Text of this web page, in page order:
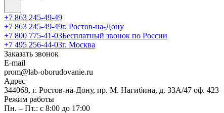
+7 863 245-49-49
+7 863 245-49-49г. Ростов-на-Дону
+7 800 775-41-03Бесплатный звонок по России
+7 495 256-44-03г. Москва
Заказать звонок
E-mail
prom@lab-oborudovanie.ru
Адрес
344068, г. Ростов-на-Дону, пр. М. Нагибина, д. 33А/47 оф. 423
Режим работы
Пн. – Пт.: с 8:00 до 17:00